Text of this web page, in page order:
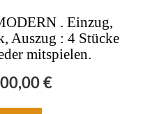
. Einzug,
Auszug : 4 Stücke
mitspielen.
€Aktueller
Preis